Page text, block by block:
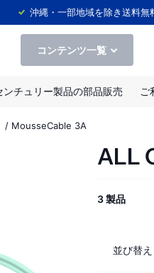
沖縄・一部地域を除き送料無
コンテンツ一覧
ンチュリー製品の部品販売 ご
/ MousseCable 3A
ALL
3 製品
並び替え